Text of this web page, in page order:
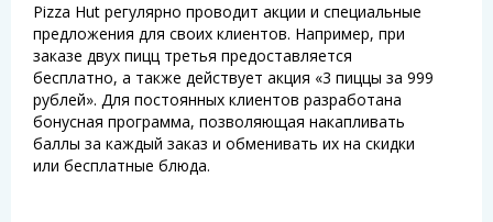
Pizza Hut регулярно проводит акции и специальные
предложения для своих клиентов. Например, при
заказе двух пицц третья предоставляется
бесплатно, а также действует акция «3 пиццы за 999
рублей». Для постоянных клиентов разработана
бонусная программа, позволяющая накапливать
баллы за каждый заказ и обменивать их на скидки
или бесплатные блюда.